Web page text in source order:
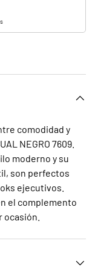
comodidad y
NEGRO 7609.
moderno y su
son perfectos
ejecutivos.
el complemento